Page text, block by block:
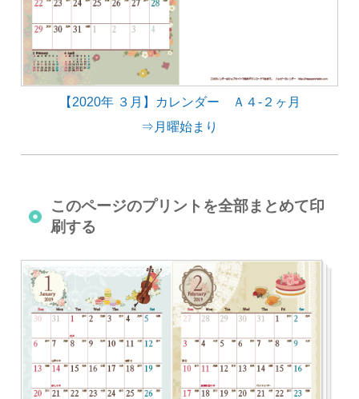
【2020年 ３月】カレンダー Ａ４-２ヶ月
⇒月曜始まり
このページのプリントを全部まとめて印
刷する